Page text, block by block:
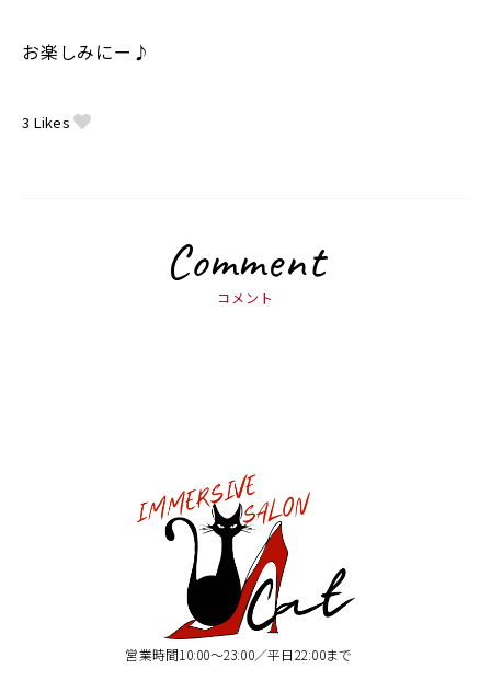
お楽しみにー♪
3 Likes
Comment
コメント
営業時間10:00〜23:00／平日22:00まで